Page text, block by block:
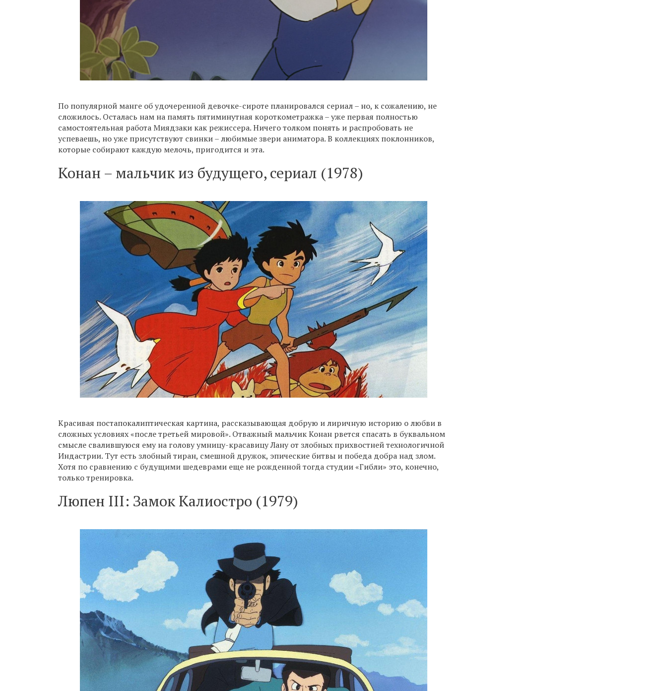
По популярной манге об удочеренной девочке-сироте планировался сериал – но, к сожалению, не
сложилось. Осталась нам на память пятиминутная короткометражка – уже первая полностью
самостоятельная работа Миядзаки как режиссера. Ничего толком понять и распробовать не
успеваешь, но уже присутствуют свинки – любимые звери аниматора. В коллекциях поклонников,
которые собирают каждую мелочь, пригодится и эта.
Конан – мальчик из будущего, сериал (1978)
Красивая постапокалиптическая картина, рассказывающая добрую и лиричную историю о любви в
сложных условиях «после третьей мировой». Отважный мальчик Конан рвется спасать в буквальном
смысле свалившуюся ему на голову умницу-красавицу Лану от злобных прихвостней технологичной
Индастрии. Тут есть злобный тиран, смешной дружок, эпические битвы и победа добра над злом.
Хотя по сравнению с будущими шедеврами еще не рожденной тогда студии «Гибли» это, конечно,
только тренировка.
Люпен III: Замок Калиостро (1979)